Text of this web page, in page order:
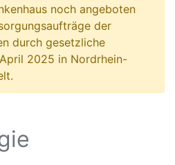
noch angeboten
der
durch gesetzliche
2025 in Nordrhein-